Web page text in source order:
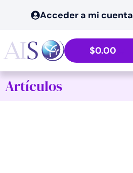
Acceder a mi cuenta
$0.00
Artículos